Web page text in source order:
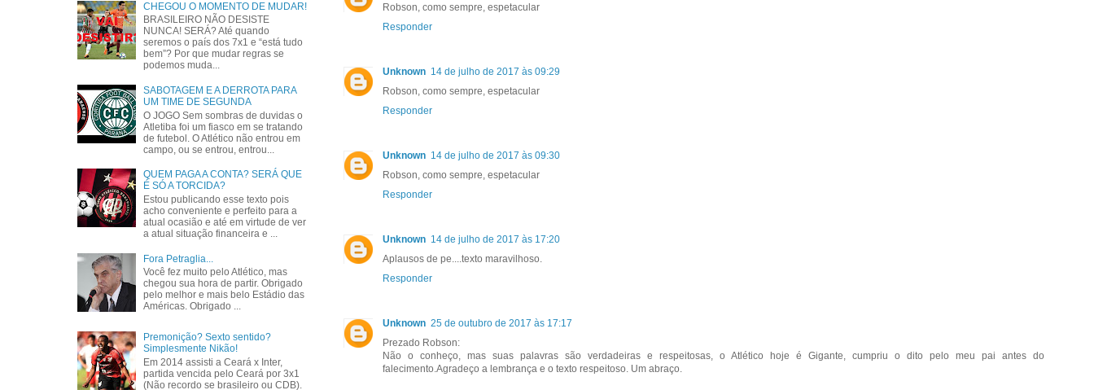
Robson, como sempre, espetacular
Responder
Unknown 14 de julho de 2017 às 09:29
Robson, como sempre, espetacular
Responder
Unknown 14 de julho de 2017 às 09:30
Robson, como sempre, espetacular
Responder
Unknown 14 de julho de 2017 às 17:20
Aplausos de pe....texto maravilhoso.
Responder
Unknown 25 de outubro de 2017 às 17:17
Prezado Robson:
Não o conheço, mas suas palavras são verdadeiras e respeitosas, o Atlético hoje é Gigante, cumpriu o dito pelo meu pai antes do
falecimento.Agradeço a lembrança e o texto respeitoso. Um abraço.
CHEGOU O MOMENTO DE MUDAR!
BRASILEIRO NÃO DESISTE
NUNCA! SERÁ? Até quando
seremos o país dos 7x1 e “está tudo
bem”? Por que mudar regras se
podemos muda...
SABOTAGEM E A DERROTA PARA
UM TIME DE SEGUNDA
O JOGO Sem sombras de duvidas o
Atletiba foi um fiasco em se tratando
de futebol. O Atlético não entrou em
campo, ou se entrou, entrou...
QUEM PAGA A CONTA? SERÁ QUE
É SÓ A TORCIDA?
Estou publicando esse texto pois
acho conveniente e perfeito para a
atual ocasião e até em virtude de ver
a atual situação financeira e ...
Fora Petraglia...
Você fez muito pelo Atlético, mas
chegou sua hora de partir. Obrigado
pelo melhor e mais belo Estádio das
Américas. Obrigado ...
Premonição? Sexto sentido?
Simplesmente Nikão!
Em 2014 assisti a Ceará x Inter,
partida vencida pelo Ceará por 3x1
(Não recordo se brasileiro ou CDB).